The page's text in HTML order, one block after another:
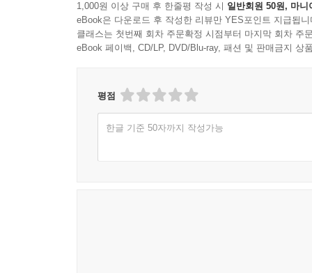
1,000원 이상 구매 후 한줄평 작성 시 일반회원 50원, 마니
eBook은 다운로드 후 작성한 리뷰만 YES포인트 지급됩니
클래스는 첫번째 회차 주문확정 시점부터 마지막 회차 주
eBook 페이백, CD/LP, DVD/Blu-ray, 패션 및 판매금지 상
평점
한글 기준 50자까지 작성가능